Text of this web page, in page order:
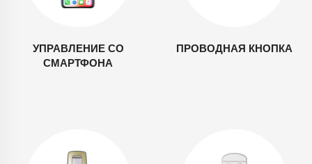
УПРАВЛЕНИЕ СО
СМАРТФОНА
ПРОВОДНАЯ КНОПКА